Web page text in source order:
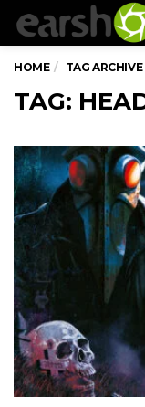
HOME TAG ARCHIVE
TAG: